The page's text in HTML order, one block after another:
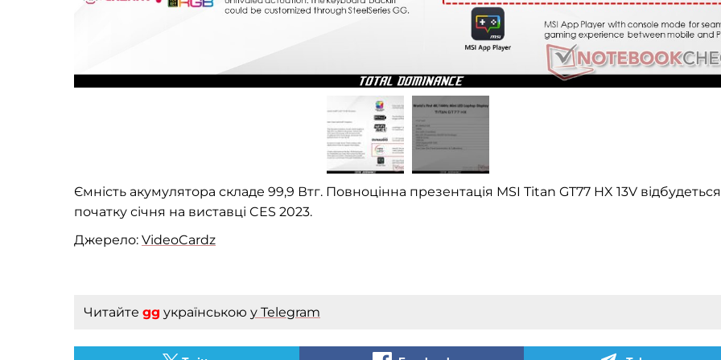
Ємність акумулятора складе 99,9 Втг. Повноцінна презентація MSI Titan GT77 HX 13V
початку січня на виставці CES 2023.
Джерело: VideoCardz
Читайте gg українською у Telegram